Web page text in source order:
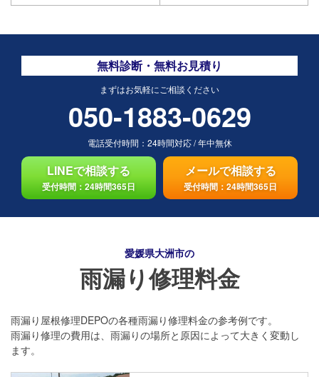
無料診断・無料お見積り
まずはお気軽にご相談ください
050-1883-0629
電話受付時間： 24時間対応/年中無休
LINEで相談する
受付時間：24時間365日
メールで相談する
受付時間：24時間365日
愛媛県大洲市の
雨漏り修理料金
雨漏り屋根修理DEPOの各種雨漏り修理料金の参考例です。
雨漏り修理の費用は、雨漏りの場所と原因によって大きく変動し
ます。